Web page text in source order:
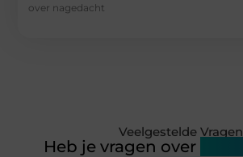
over nagedacht
Veelgestelde Vragen
Heb je vragen over